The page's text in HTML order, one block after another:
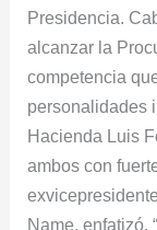
Presidencia.
alcanzar la
competencia
personalidades
Hacienda Luis
ambos con
Name, enfatizó.